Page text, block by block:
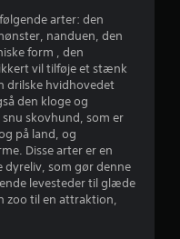
4
.
4
8
s
t
arter: den
nanduen, den
form , den
vil tilføje et stænk
drilske hvidhovedet
den kloge og
skovhund, som er
på land, og
Disse arter er en
dyreliv, som gør denne
levesteder til glæde
zoo til en attraktion,